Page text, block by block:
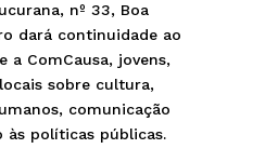
nº 33, Boa
dará continuidade ao
a ComCausa, jovens,
sobre cultura,
comunicação
às políticas públicas.